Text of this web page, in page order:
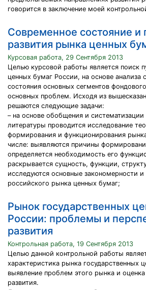
говорится в заключение моей
Современное состояние и
развития рынка ценных
Курсовая работа, 29 Сентября 2013
Целью курсовой работы является поиск
ценных бумаг России, на основе анализа
состояния основных сегментов
основных проблем. Исходя из
решаются следующие задачи:
– на основе обобщения и систематизации
литературы проводится исследование
формирования и функционирования
числе: выявляются причины
определяется необходимость его
раскрывается сущность, функции,
исследуются основные закономерности и
российского рынка ценных бумаг;
Рынок государственных
России: проблемы и
развития
Контрольная работа, 19 Сентября 2013
Целью данной контрольной работы
характеристика рынка государственных
выявление проблем этого рынка и оценка
развития.